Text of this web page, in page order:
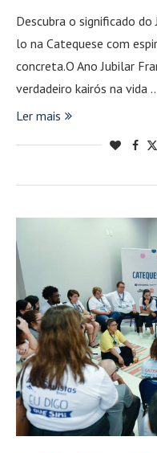
Descubra o significado
lo na Catequese com
concreta.O Ano Jubilar
verdadeiro kairós na vida
Ler mais